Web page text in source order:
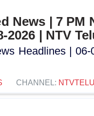
News | 7 PM
2026 | NTV
Headlines | 06-
CHANNEL: